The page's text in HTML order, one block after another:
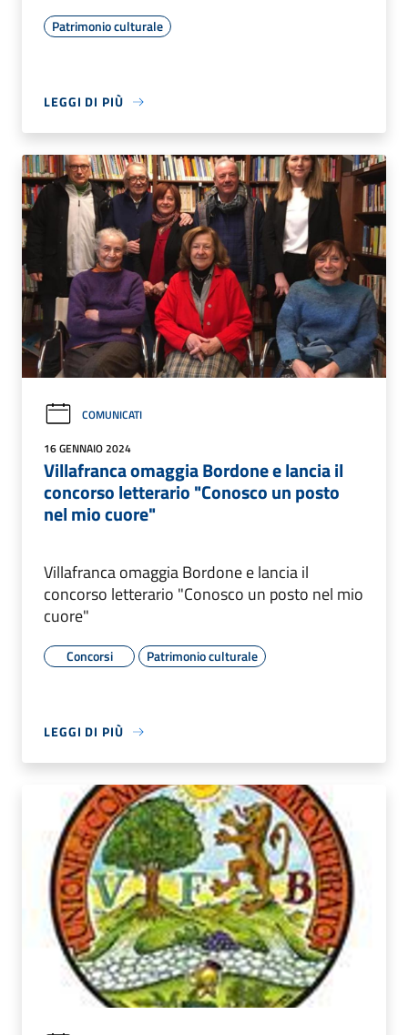
Patrimonio culturale
LEGGI DI PIÙ
COMUNICATI
16 GENNAIO 2024
Villafranca omaggia Bordone e lancia il
concorso letterario "Conosco un posto
nel mio cuore"
Villafranca omaggia Bordone e lancia il
concorso letterario "Conosco un posto nel mio
cuore"
Concorsi Patrimonio culturale
LEGGI DI PIÙ